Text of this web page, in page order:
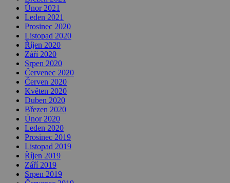
Únor 2021
Leden 2021
Prosinec 2020
Listopad 2020
Říjen 2020
Září 2020
Srpen 2020
Červenec 2020
Červen 2020
Květen 2020
Duben 2020
Březen 2020
Únor 2020
Leden 2020
Prosinec 2019
Listopad 2019
Říjen 2019
Září 2019
Srpen 2019